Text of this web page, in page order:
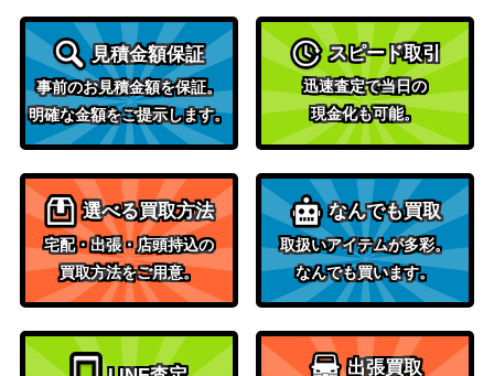
見積金額保証
事前のお見積金額を保証。
明確な金額をご提示します。
スピード取引
迅速査定で当日の
現金化も可能。
選べる買取方法
宅配・出張・店頭持込の
買取方法をご用意。
なんでも買取
取扱いアイテムが多彩。
なんでも買います。
出張買取